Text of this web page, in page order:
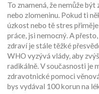
To znamená, že nemůže
nebo zlomeninu. Pokud ti
úzkost nebo tě stres
práce, jsi nemocný. A
zdraví je stále těžké
WHO vyzývá vlády, aby
radikálně. V současnosti je
zdravotnické pomoci
bys vydával 100 korun na